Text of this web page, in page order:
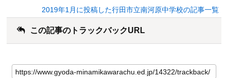
2019年1月に投稿した行田市立南河原中学校の記事一覧
この記事のトラックバックURL